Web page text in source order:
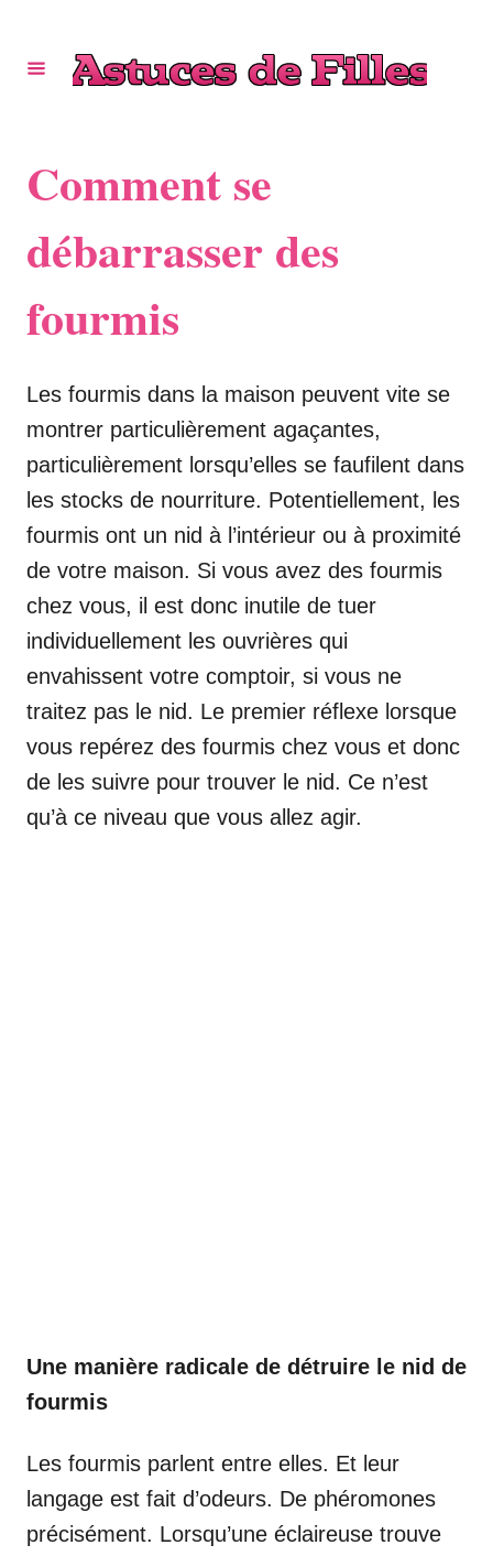
Comment se
débarrasser des
fourmis
Les fourmis dans la maison peuvent vite se
montrer particulièrement agaçantes,
particulièrement lorsqu’elles se faufilent dans
les stocks de nourriture. Potentiellement, les
fourmis ont un nid à l’intérieur ou à proximité
de votre maison. Si vous avez des fourmis
chez vous, il est donc inutile de tuer
individuellement les ouvrières qui
envahissent votre comptoir, si vous ne
traitez pas le nid. Le premier réflexe lorsque
vous repérez des fourmis chez vous et donc
de les suivre pour trouver le nid. Ce n’est
qu’à ce niveau que vous allez agir.
Une manière radicale de détruire le nid de
fourmis
Les fourmis parlent entre elles. Et leur
langage est fait d’odeurs. De phéromones
précisément. Lorsqu’une éclaireuse trouve